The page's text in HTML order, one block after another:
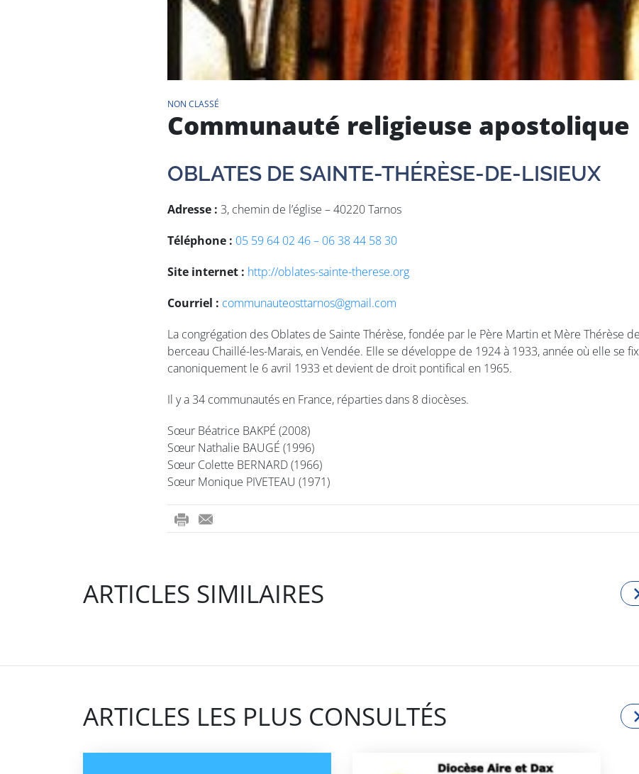
NON CLASSÉ
Communauté religieuse apostolique
OBLATES DE SAINTE-THÉRÈSE-DE-LISIEUX
Adresse : 3, chemin de l’église – 40220 Tarnos
Téléphone : 05 59 64 02 46 – 06 38 44 58 30
Site internet : http://oblates-sainte-therese.org
Courriel : communauteosttarnos@gmail.com
La congrégation des Oblates de Sainte Thérèse, fondée par le Père Martin et Mère Thérèse
berceau Chaillé-les-Marais, en Vendée. Elle se développe de 1924 à 1933, année où elle se
canoniquement le 6 avril 1933 et devient de droit pontifical en 1965.
Il y a 34 communautés en France, réparties dans 8 diocèses.
Sœur Béatrice BAKPÉ (2008)
Sœur Nathalie BAUGÉ (1996)
Sœur Colette BERNARD (1966)
Sœur Monique PIVETEAU (1971)
ri
-
ARTICLES SIMILAIRES
ARTICLES LES PLUS CONSULTÉS